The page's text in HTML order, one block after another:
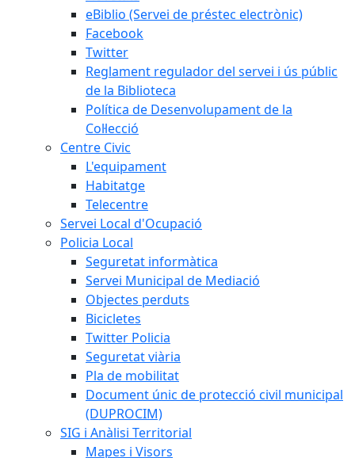
eBiblio (Servei de préstec electrònic)
Facebook
Twitter
Reglament regulador del servei i ús públic
de la Biblioteca
Política de Desenvolupament de la
Col·lecció
Centre Civic
L'equipament
Habitatge
Telecentre
Servei Local d'Ocupació
Policia Local
Seguretat informàtica
Servei Municipal de Mediació
Objectes perduts
Bicicletes
Twitter Policia
Seguretat viària
Pla de mobilitat
Document únic de protecció civil municipal
(DUPROCIM)
SIG i Anàlisi Territorial
Mapes i Visors